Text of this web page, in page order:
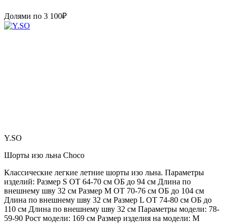
Долями по 3 100₽
Y.SO
Шорты изо льна Choco
Классические легкие летние шорты изо льна. Параметры
изделий: Размер S ОТ 64-70 см ОБ до 94 см Длина по
внешнему шву 32 см Размер М ОТ 70-76 см ОБ до 104 см
Длина по внешнему шву 32 см Размер L ОТ 74-80 см ОБ до
110 см Длина по внешнему шву 32 см Параметры модели: 78-
59-90 Рост модели: 169 см Размер изделия на модели: М